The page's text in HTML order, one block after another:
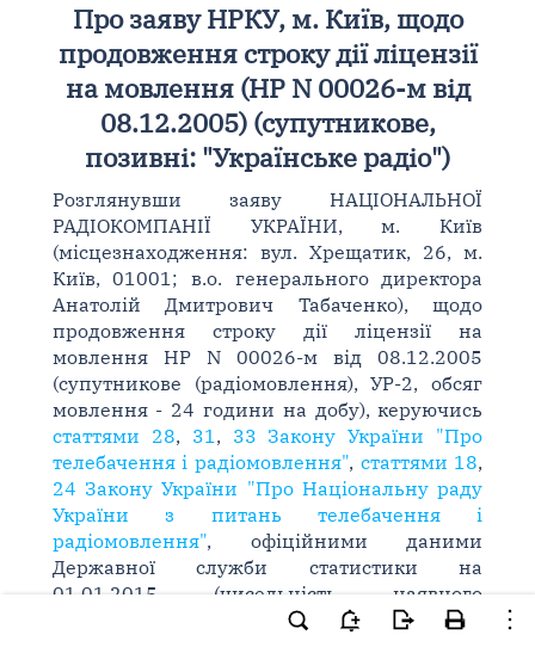
Про заяву НРКУ, м. Київ, щодо
продовження строку дії ліцензії
на мовлення (НР N 00026-м від
08.12.2005) (супутникове,
позивні: "Українське радіо")
Розглянувши заяву НАЦІОНАЛЬНОЇ
РАДІОКОМПАНІЇ УКРАЇНИ, м. Київ
(місцезнаходження: вул. Хрещатик, 26, м.
Київ, 01001; в.о. генерального директора
Анатолій Дмитрович Табаченко), щодо
продовження строку дії ліцензії на
мовлення НР N 00026-м від 08.12.2005
(супутникове (радіомовлення), УР-2, обсяг
мовлення - 24 години на добу), керуючись
статтями 28, 31, 33 Закону України "Про
телебачення і радіомовлення", статтями 18,
24 Закону України "Про Національну раду
України з питань телебачення і
радіомовлення", офіційними даними
Державної служби статистики на
01.01.2015 (чисельність наявного
населення України), враховуючирішення